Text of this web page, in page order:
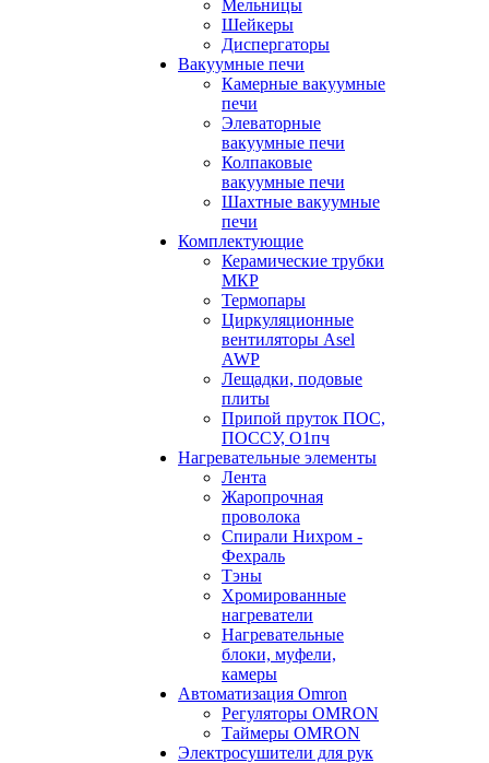
Мельницы
Шейкеры
Диспергаторы
Вакуумные печи
Камерные вакуумные
печи
Элеваторные
вакуумные печи
Колпаковые
вакуумные печи
Шахтные вакуумные
печи
Комплектующие
Керамические трубки
МКР
Термопары
Циркуляционные
вентиляторы Asel
AWP
Лещадки, подовые
плиты
Припой пруток ПОС,
ПОССУ, О1пч
Нагревательные элементы
Лента
Жаропрочная
проволока
Спирали Нихром -
Фехраль
Тэны
Хромированные
нагреватели
Нагревательные
блоки, муфели,
камеры
Автоматизация Omron
Регуляторы OMRON
Таймеры OMRON
Электросушители для рук